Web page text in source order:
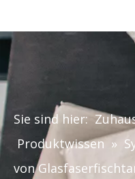
Sie sind hier:
Produktwissen »
von